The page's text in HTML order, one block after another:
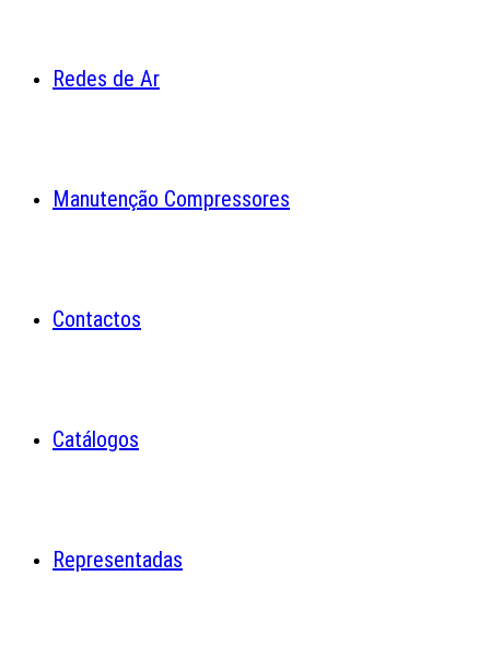
Redes de Ar
Manutenção Compressores
Contactos
Catálogos
Representadas